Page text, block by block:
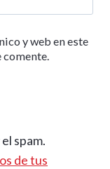
y web en este
comente.
spam.
de tus